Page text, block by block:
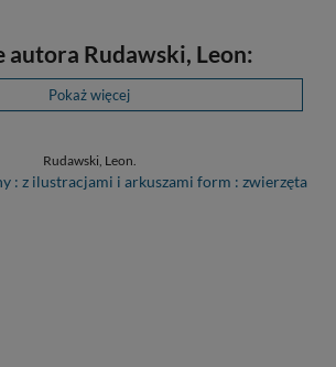
autora Rudawski, Leon:
Pokaż więcej
Rudawski, Leon.
: z ilustracjami i arkuszami form : zwierzęta